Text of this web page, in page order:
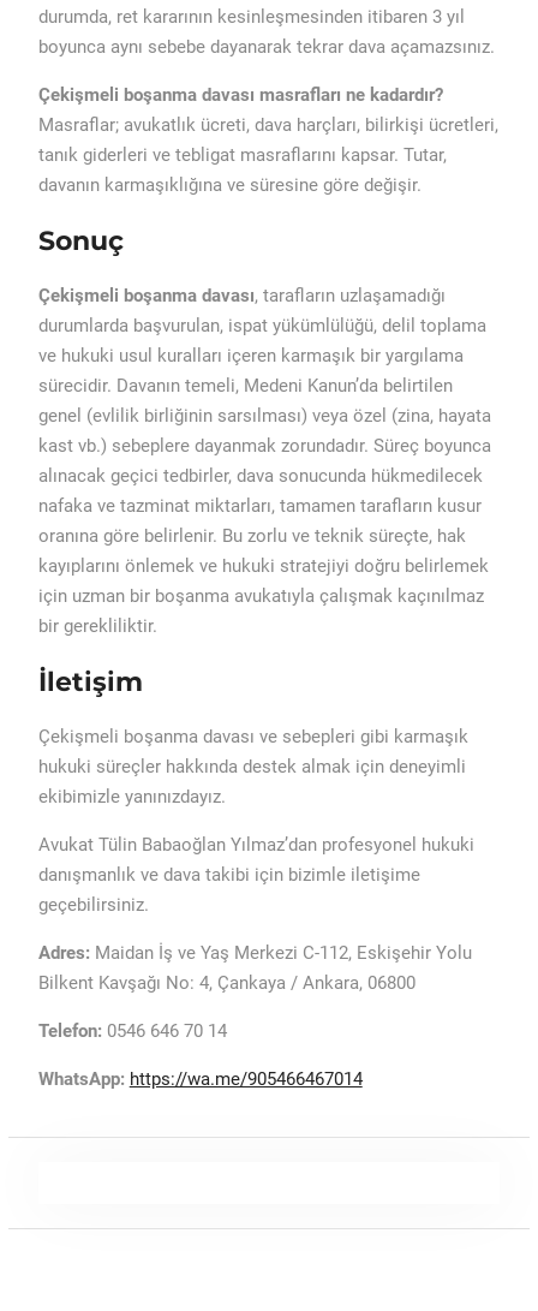
durumda, ret kararının kesinleşmesinden itibaren 3 yıl
boyunca aynı sebebe dayanarak tekrar dava açamazsınız.
Çekişmeli boşanma davası masrafları ne kadardır?
Masraflar; avukatlık ücreti, dava harçları, bilirkişi ücretleri,
tanık giderleri ve tebligat masraflarını kapsar. Tutar,
davanın karmaşıklığına ve süresine göre değişir.
Sonuç
Çekişmeli boşanma davası, tarafların uzlaşamadığı
durumlarda başvurulan, ispat yükümlülüğü, delil toplama
ve hukuki usul kuralları içeren karmaşık bir yargılama
sürecidir. Davanın temeli, Medeni Kanun’da belirtilen
genel (evlilik birliğinin sarsılması) veya özel (zina, hayata
kast vb.) sebeplere dayanmak zorundadır. Süreç boyunca
alınacak geçici tedbirler, dava sonucunda hükmedilecek
nafaka ve tazminat miktarları, tamamen tarafların kusur
oranına göre belirlenir. Bu zorlu ve teknik süreçte, hak
kayıplarını önlemek ve hukuki stratejiyi doğru belirlemek
için uzman bir boşanma avukatıyla çalışmak kaçınılmaz
bir gerekliliktir.
İletişim
Çekişmeli boşanma davası ve sebepleri gibi karmaşık
hukuki süreçler hakkında destek almak için deneyimli
ekibimizle yanınızdayız.
Avukat Tülin Babaoğlan Yılmaz’dan profesyonel hukuki
danışmanlık ve dava takibi için bizimle iletişime
geçebilirsiniz.
Adres: Maidan İş ve Yaş Merkezi C-112, Eskişehir Yolu
Bilkent Kavşağı No: 4, Çankaya / Ankara, 06800
Telefon: 0546 646 70 14
WhatsApp: https://wa.me/905466467014